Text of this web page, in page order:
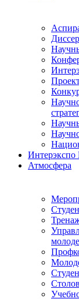
Атмосфера